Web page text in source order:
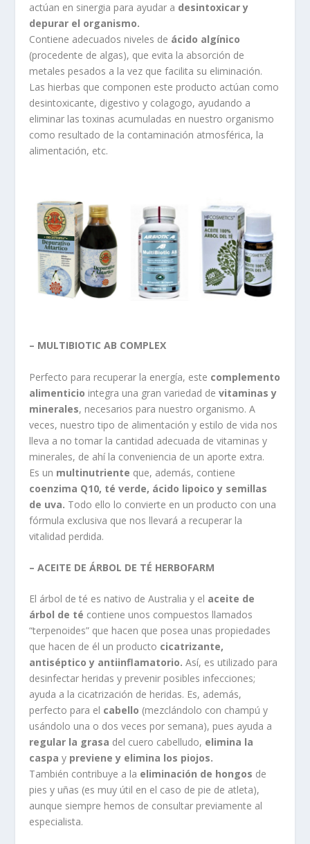
actúan en sinergia para ayudar a desintoxicar y
depurar el organismo.
Contiene adecuados niveles de ácido algínico
(procedente de algas), que evita la absorción de
metales pesados a la vez que facilita su eliminación.
Las hierbas que componen este producto actúan como
desintoxicante, digestivo y colagogo, ayudando a
eliminar las toxinas acumuladas en nuestro organismo
como resultado de la contaminación atmosférica, la
alimentación, etc.
– MULTIBIOTIC AB COMPLEX
Perfecto para recuperar la energía, este complemento
alimenticio integra una gran variedad devitaminas y
minerales, necesarios para nuestro organismo. A
veces, nuestro tipo de alimentación y estilo de vida nos
lleva a no tomar la cantidad adecuada de vitaminas y
minerales, de ahí la conveniencia de un aporte extra.
Es un multinutriente que, además, contiene
coenzima Q10, té verde, ácido lipoico y semillas
de uva. Todo ello lo convierte en un producto con una
fórmula exclusiva que nos llevará a recuperar la
vitalidad perdida.
– ACEITE DE ÁRBOL DE TÉ HERBOFARM
El árbol de té es nativo de Australia y el aceite de
árbol de té contiene unos compuestos llamados
“terpenoides” que hacen que posea unas propiedades
que hacen de él un producto cicatrizante,
antiséptico y antiinflamatorio. Así, es utilizado para
desinfectar heridas y prevenir posibles infecciones;
ayuda a la cicatrización de heridas. Es, además,
perfecto para el cabello (mezclándolo con champú y
usándolo una o dos veces por semana), pues ayuda a
regular la grasa del cuero cabelludo, elimina la
caspa y previene y elimina los piojos.
También contribuye a la eliminación de hongos de
pies y uñas (es muy útil en el caso de pie de atleta),
aunque siempre hemos de consultar previamente al
especialista.